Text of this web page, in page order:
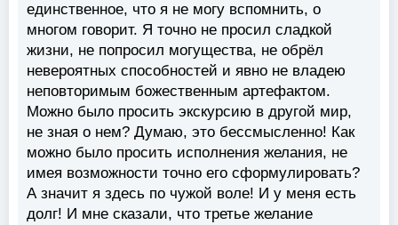
единственное, что я не могу вспомнить, о
многом говорит. Я точно не просил сладкой
жизни, не попросил могущества, не обрёл
невероятных способностей и явно не владею
неповторимым божественным артефактом.
Можно было просить экскурсию в другой мир,
не зная о нем? Думаю, это бессмысленно! Как
можно было просить исполнения желания, не
имея возможности точно его сформулировать?
А значит я здесь по чужой воле! И у меня есть
долг! И мне сказали, что третье желание